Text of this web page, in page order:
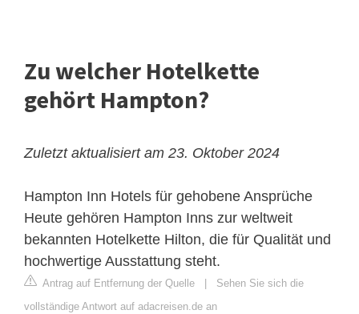
Zu welcher Hotelkette
gehört Hampton?
Zuletzt aktualisiert am 23. Oktober 2024
Hampton Inn Hotels für gehobene Ansprüche
Heute gehören Hampton Inns zur weltweit
bekannten Hotelkette Hilton, die für Qualität und
hochwertige Ausstattung steht.
Antrag auf Entfernung der Quelle
Sehen Sie sich die
vollständige Antwort auf adacreisen.de an